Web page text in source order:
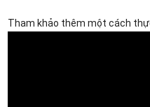
Tham khảo thêm một cách